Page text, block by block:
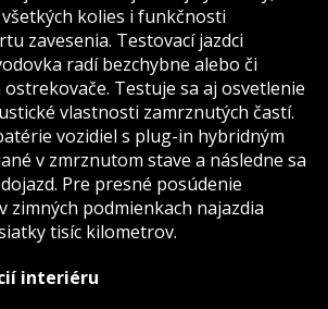
kolies i funkčnosti
zavesenia. Testovací jazdci
radí bezchybne alebo či
Testuje sa aj osvetlenie
vlastnosti zamrznutých častí.
vozidiel s plug-in hybridným
v zmrznutom stave a následne sa
Pre presné posúdenie
zimných podmienkach najazdia
tisíc kilometrov.
interiéru